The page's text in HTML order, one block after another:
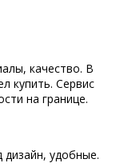
качество. В
купить. Сервис
на границе.
дизайн, удобные.